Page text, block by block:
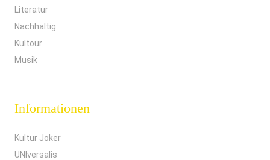
Literatur
Nachhaltig
Kultour
Musik
Informationen
Kultur Joker
UNIversalis